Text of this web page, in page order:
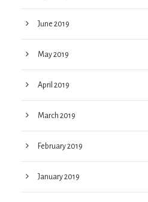
June 2019
May 2019
April 2019
March 2019
February 2019
January 2019